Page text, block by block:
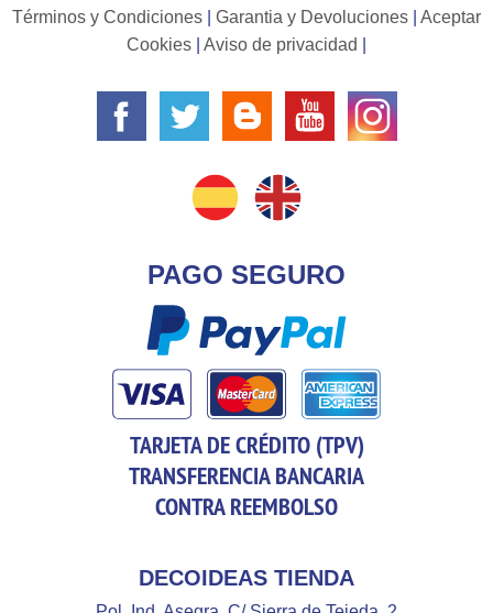
Términos y Condiciones
Garantia y Devoluciones
Aceptar
Cookies
Aviso de privacidad
PAGO SEGURO
TARJETA DE CRÉDITO (TPV)
TRANSFERENCIA BANCARIA
CONTRA REEMBOLSO
DECOIDEAS TIENDA